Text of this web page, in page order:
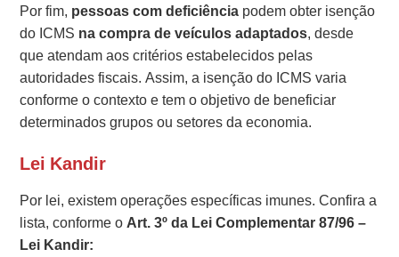
Por fim, pessoas com deficiência podem obter isenção
do ICMS na compra de veículos adaptados, desde
que atendam aos critérios estabelecidos pelas
autoridades fiscais. Assim, a isenção do ICMS varia
conforme o contexto e tem o objetivo de beneficiar
determinados grupos ou setores da economia.
Lei Kandir
Por lei, existem operações específicas imunes. Confira a
lista, conforme oArt. 3º da Lei Complementar 87/96 –
Lei Kandir: